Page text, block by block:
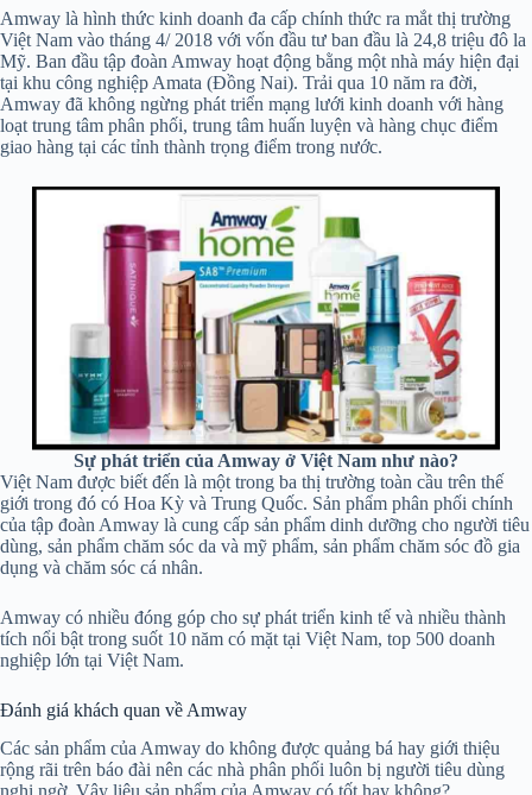
Amway là hình thức kinh doanh đa cấp chính thức ra mắt thị trường
Việt Nam vào tháng 4/ 2018 với vốn đầu tư ban đầu là 24,8 triệu đô la
Mỹ. Ban đầu tập đoàn Amway hoạt động bằng một nhà máy hiện đại
tại khu công nghiệp Amata (Đồng Nai). Trải qua 10 năm ra đời,
Amway đã không ngừng phát triển mạng lưới kinh doanh với hàng
loạt trung tâm phân phối, trung tâm huấn luyện và hàng chục điểm
giao hàng tại các tỉnh thành trọng điểm trong nước.
Sự phát triển của Amway ở Việt Nam như nào?
Việt Nam được biết đến là một trong ba thị trường toàn cầu trên thế
giới trong đó có Hoa Kỳ và Trung Quốc. Sản phẩm phân phối chính
của tập đoàn Amway là cung cấp sản phẩm dinh dưỡng cho người tiêu
dùng, sản phẩm chăm sóc da và mỹ phẩm, sản phẩm chăm sóc đồ gia
dụng và chăm sóc cá nhân.
Amway có nhiều đóng góp cho sự phát triển kinh tế và nhiều thành
tích nổi bật trong suốt 10 năm có mặt tại Việt Nam, top 500 doanh
nghiệp lớn tại Việt Nam.
Đánh giá khách quan về Amway
Các sản phẩm của Amway do không được quảng bá hay giới thiệu
rộng rãi trên báo đài nên các nhà phân phối luôn bị người tiêu dùng